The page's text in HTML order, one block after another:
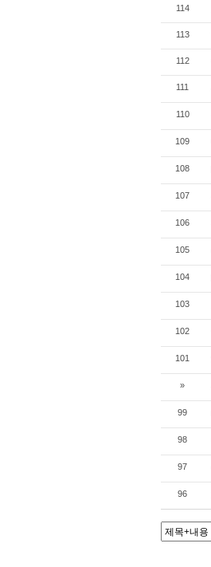
114
113
112
111
110
109
108
107
106
105
104
103
102
101
»
99
98
97
96